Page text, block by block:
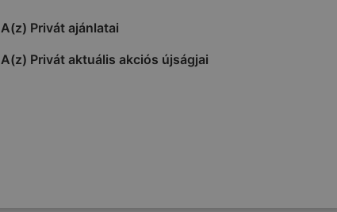
A(z) Privát ajánlatai
A(z) Privát aktuális akciós újságjai